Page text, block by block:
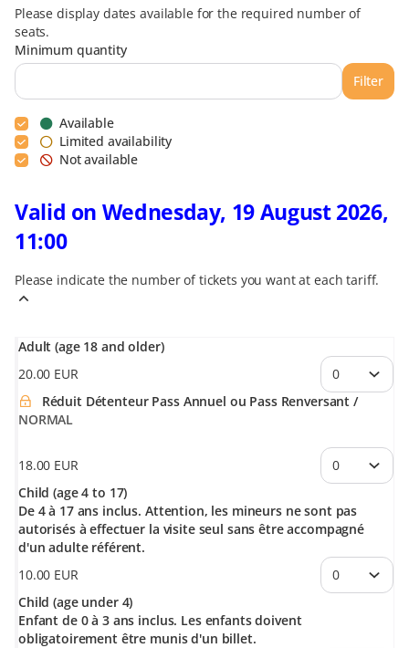
Available
Limited availability
Not available
Please display dates available for the required number of
seats.
Minimum quantity
Filter
Valid on Wednesday, 19 August 2026,
11:00
Please indicate the number of tickets you want at each tariff.
Adult (age 18 and older)
20.00 EUR
Réduit Détenteur Pass Annuel ou Pass Renversant
NORMAL
18.00 EUR
Child (age 4 to 17)
De 4 à 17 ans inclus. Attention, les mineurs ne sont pas
autorisés à effectuer la visite seul sans être accompagné
d'un adulte référent.
10.00 EUR
Child (age under 4)
Enfant de 0 à 3 ans inclus. Les enfants doivent
obligatoirement être munis d'un billet.